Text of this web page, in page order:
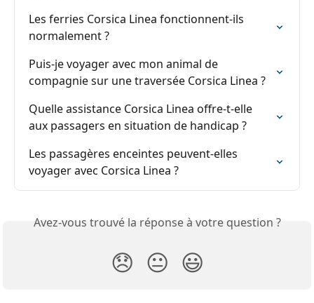
Les ferries Corsica Linea fonctionnent-ils
normalement ?
Puis-je voyager avec mon animal de
compagnie sur une traversée Corsica Linea ?
Quelle assistance Corsica Linea offre-t-elle
aux passagers en situation de handicap ?
Les passagères enceintes peuvent-elles
voyager avec Corsica Linea ?
Avez-vous trouvé la réponse à votre question ?
😞 😐 😃